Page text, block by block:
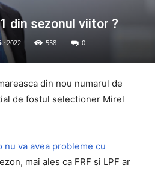
din sezonul viitor ?
2022 558 0
din nou numarul de
de fostul selectioner Mirel
nu va avea probleme cu
mai ales ca FRF si LPF ar